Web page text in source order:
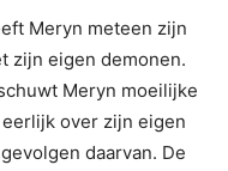
Meryn meteen zijn
zijn eigen demonen.
Meryn moeilijke
over zijn eigen
daarvan. De